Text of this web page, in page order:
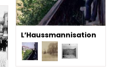
L’Haussmannisation